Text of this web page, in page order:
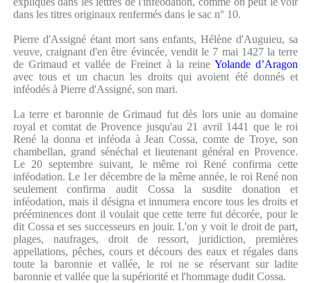
dans les titres originaux renfermés dans le sac n° 10.
Pierre d'Assigné étant mort sans enfants, Hélène d'Auguieu, sa
veuve, craignant d'en être évincée, vendit le 7 mai 1427 la terre
de Grimaud et vallée de Freinet à la reineYolande d’Aragon
avec tous et un chacun les droits qui avoient été donnés et
inféodés à Pierre d'Assigné, son mari.
La terre et baronnie de Grimaud fut dès lors unie au domaine
royal et comtat de Provence jusqu'au 21 avril 1441 que le roi
René la donna et inféoda à Jean Cossa, comte de Troye, son
chambellan, grand sénéchal et lieutenant général en Provence.
Le 20 septembre suivant, le même roi René confirma cette
inféodation. Le 1er décembre de la même année, le roi René non
seulement confirma audit Cossa la susdite donation et
inféodation, mais il désigna et innumera encore tous les droits et
prééminences dont il voulait que cette terre fut décorée, pour le
dit Cossa et ses successeurs en jouir. L'on y voit le droit de part,
plages, naufrages, droit de ressort, juridiction, premières
appellations, pêches, cours et décours des eaux et régales dans
toute la baronnie et vallée, le roi ne se réservant sur ladite
baronnie et vallée que la supériorité et l'hommage dudit Cossa.